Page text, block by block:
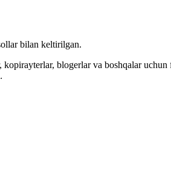
bilan keltirilgan.
blogerlar va boshqalar